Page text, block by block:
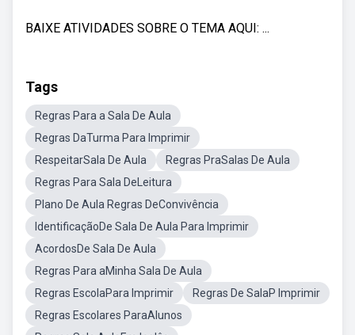
BAIXE ATIVIDADES SOBRE O TEMA AQUI: ...
Tags
Regras Para a Sala De Aula
Regras DaTurma Para Imprimir
RespeitarSala De Aula
Regras PraSalas De Aula
Regras Para Sala DeLeitura
Plano De Aula Regras DeConvivência
IdentificaçãoDe Sala De Aula Para Imprimir
AcordosDe Sala De Aula
Regras Para aMinha Sala De Aula
Regras EscolaPara Imprimir
Regras De SalaP Imprimir
Regras Escolares ParaAlunos